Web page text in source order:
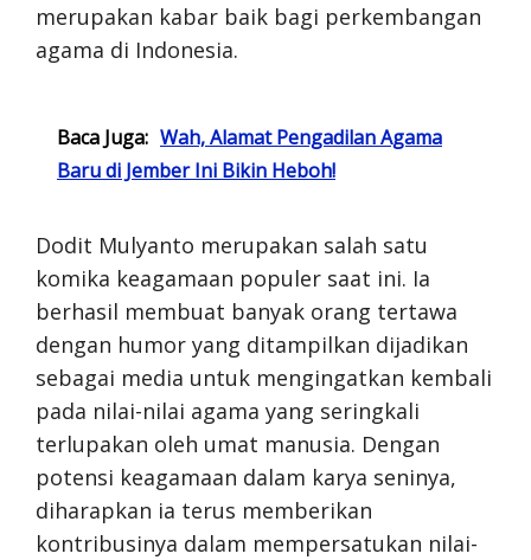
merupakan kabar baik bagi perkembangan
agama di Indonesia.
Baca Juga: Wah, Alamat Pengadilan Agama
Baru di Jember Ini Bikin Heboh!
Dodit Mulyanto merupakan salah satu
komika keagamaan populer saat ini. Ia
berhasil membuat banyak orang tertawa
dengan humor yang ditampilkan dijadikan
sebagai media untuk mengingatkan kembali
pada nilai-nilai agama yang seringkali
terlupakan oleh umat manusia. Dengan
potensi keagamaan dalam karya seninya,
diharapkan ia terus memberikan
kontribusinya dalam mempersatukan nilai-